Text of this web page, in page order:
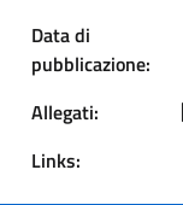
Data di
pubblicazione:
Allegati:
Links: